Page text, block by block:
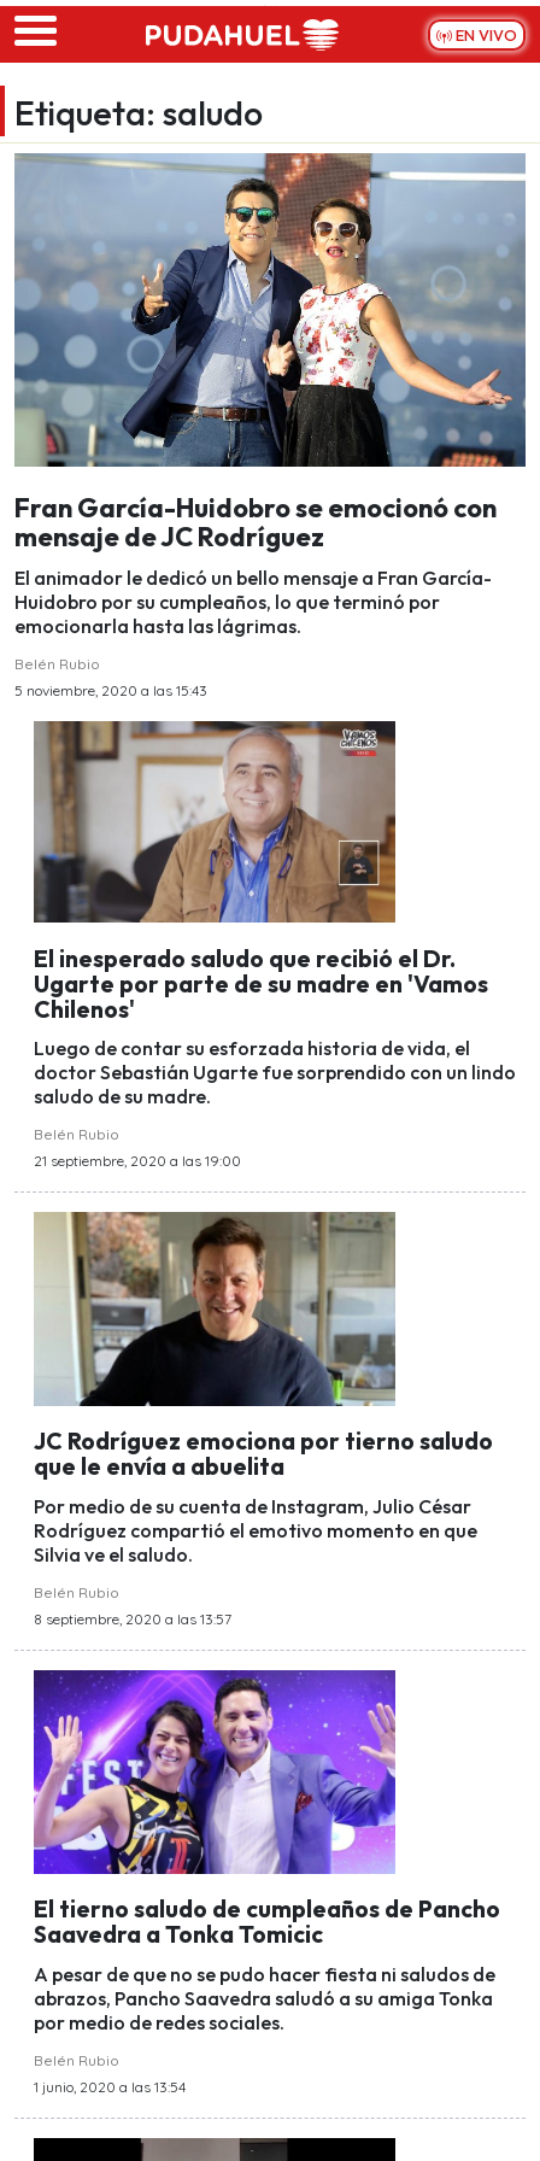
Skip to main content
EN VIVO
Etiqueta: saludo
Fran García-Huidobro se emocionó con
mensaje de JC Rodríguez
El animador le dedicó un bello mensaje a Fran García-
Huidobro por su cumpleaños, lo que terminó por
emocionarla hasta las lágrimas.
Belén Rubio
5 noviembre, 2020 a las 15:43
El inesperado saludo que recibió el Dr.
Ugarte por parte de su madre en 'Vamos
Chilenos'
Luego de contar su esforzada historia de vida, el
doctor Sebastián Ugarte fue sorprendido con un lindo
saludo de su madre.
Belén Rubio
21 septiembre, 2020 a las 19:00
JC Rodríguez emociona por tierno saludo
que le envía a abuelita
Por medio de su cuenta de Instagram, Julio César
Rodríguez compartió el emotivo momento en que
Silvia ve el saludo.
Belén Rubio
8 septiembre, 2020 a las 13:57
El tierno saludo de cumpleaños de Pancho
Saavedra a Tonka Tomicic
A pesar de que no se pudo hacer fiesta ni saludos de
abrazos, Pancho Saavedra saludó a su amiga Tonka
por medio de redes sociales.
Belén Rubio
1 junio, 2020 a las 13:54